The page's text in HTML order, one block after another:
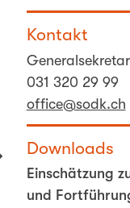
Kontakt
031 320 29 99
office@sodk.ch
Downloads
Einschätzung
und